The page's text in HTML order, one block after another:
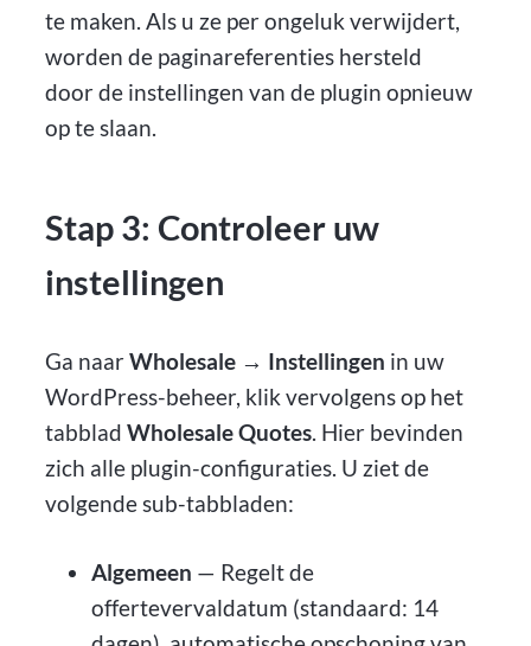
te maken. Als u ze per ongeluk verwijdert,
worden de paginareferenties hersteld
door de instellingen van de plugin opnieuw
op te slaan.
Stap 3: Controleer uw
instellingen
Ga naarWholesale → Instellingen in uw
WordPress-beheer, klik vervolgens op het
tabbladWholesale Quotes . Hier bevinden
zich alle plugin-configuraties. U ziet de
volgende sub-tabbladen:
Algemeen — Regelt de
offertevervaldatum (standaard: 14